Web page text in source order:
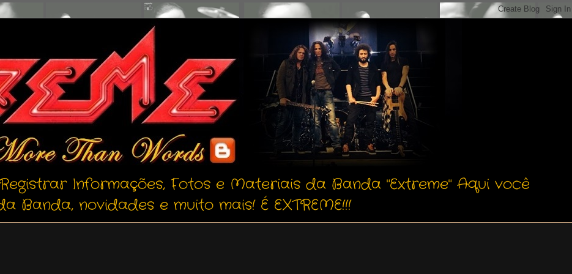
Informações, Fotos e Materiais da Banda "Extreme" Aqui você
novidades e muito mais! É EXTREME!!!